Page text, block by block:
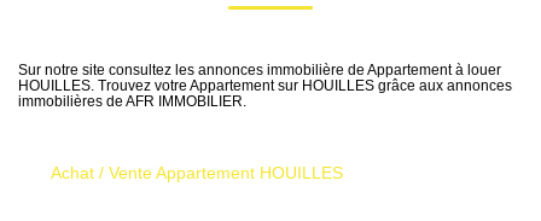
Qui Sommes Nous
Créer une alerte
Sur notre site consultez les annonces immobilière de Appartement à louer
HOUILLES. Trouvez votre Appartement sur HOUILLES grâce aux annonces
immobilières de AFR IMMOBILIER.
Achat / Vente Appartement HOUILLES